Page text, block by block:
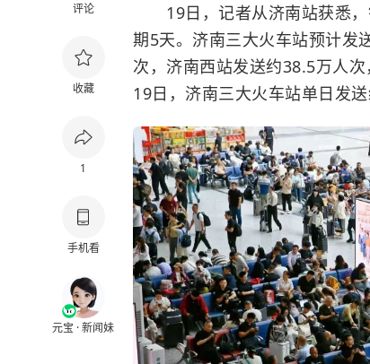
评论
收藏
1
手机看
元宝 · 新闻妹
19日，记者从济南站获悉，
期5天。济南三大火车站预计发
次，济南西站发送约38.5万人
19日，济南三大火车站单日发送